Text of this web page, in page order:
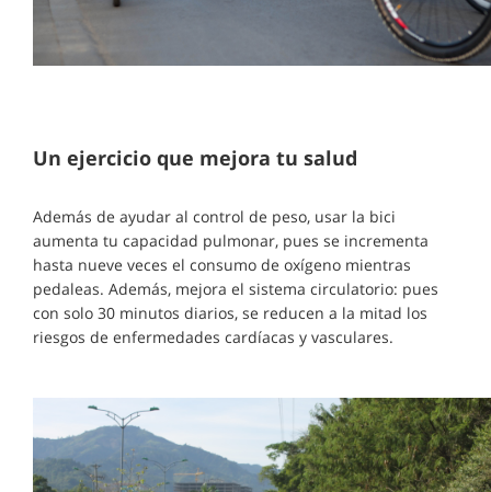
Un ejercicio que mejora tu salud
Además de ayudar al control de peso, usar la bici
aumenta tu capacidad pulmonar, pues se incrementa
hasta nueve veces el consumo de oxígeno mientras
pedaleas. Además, mejora el sistema circulatorio: pues
con solo 30 minutos diarios, se reducen a la mitad los
riesgos de enfermedades cardíacas y vasculares.